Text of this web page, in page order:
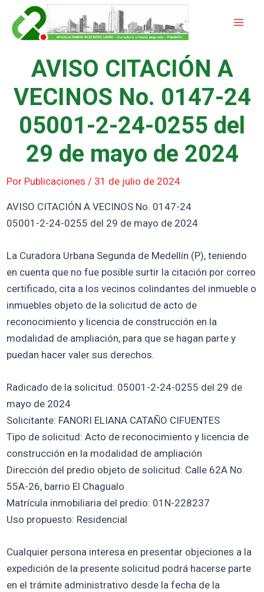
contenido
AVISO CITACIÓN A
VECINOS No. 0147-24
05001-2-24-0255 del
29 de mayo de 2024
Por Publicaciones / 31 de julio de 2024
AVISO CITACIÓN A VECINOS No. 0147-24
05001-2-24-0255 del 29 de mayo de 2024
La Curadora Urbana Segunda de Medellín (P), teniendo
en cuenta que no fue posible surtir la citación por correo
certificado, cita a los vecinos colindantes del inmueble o
inmuebles objeto de la solicitud de acto de
reconocimiento y licencia de construcción en la
modalidad de ampliación, para que se hagan parte y
puedan hacer valer sus derechos.
Radicado de la solicitud: 05001-2-24-0255 del 29 de
mayo de 2024
Solicitante: FANORI ELIANA CATAÑO CIFUENTES
Tipo de solicitud: Acto de reconocimiento y licencia de
construcción en la modalidad de ampliación
Dirección del predio objeto de solicitud: Calle 62A No.
55A-26, barrio El Chagualo
Matrícula inmobiliaria del predio: 01N-228237
Uso propuesto: Residencial
Cualquier persona interesa en presentar objeciones a la
expedición de la presente solicitud podrá hacerse parte
en el trámite administrativo desde la fecha de la